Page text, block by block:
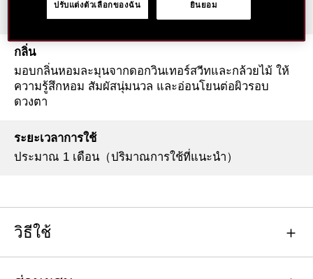
ทุกสภาพผิว
กลิ่น
มอบกลิ่นหอมละมุนจากดอกวินเทอร์สวีทและกล้วยไม้ ให้
ความรู้สึกหอม สัมผัสนุ่มนวล และอ่อนโยนต่อผิวรอบ
ดวงตา
ระยะเวลาการใช้
ประมาณ 1 เดือน（ปริมาณการใช้ที่แนะนำ）
วิธีใช้
ยินยอม
ปรับแต่งตัวเลือกของฉัน